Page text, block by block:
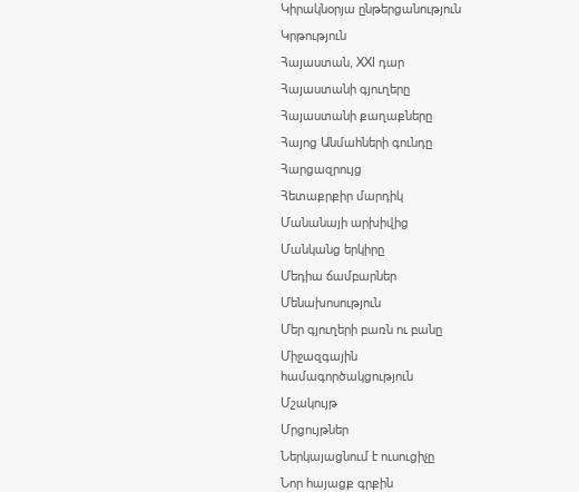
Կիրակնօրյա ընթերցանություն
Կրթություն
Հայաստան, XXI դար
Հայաստանի գյուղերը
Հայաստանի քաղաքները
Հայոց Անմահների գունդը
Հարցազրույց
Հետաքրքիր մարդիկ
Մանանայի արխիվից
Մանկանց երկիրը
Մեդիա ճամբարներ
Մենախոսություն
Մեր գյուղերի բառն ու բանը
Միջազգային
համագործակցություն
Մշակույթ
Մրցույթներ
Ներկայացնում է ուսուցիչը
Նոր հայացք գրքին